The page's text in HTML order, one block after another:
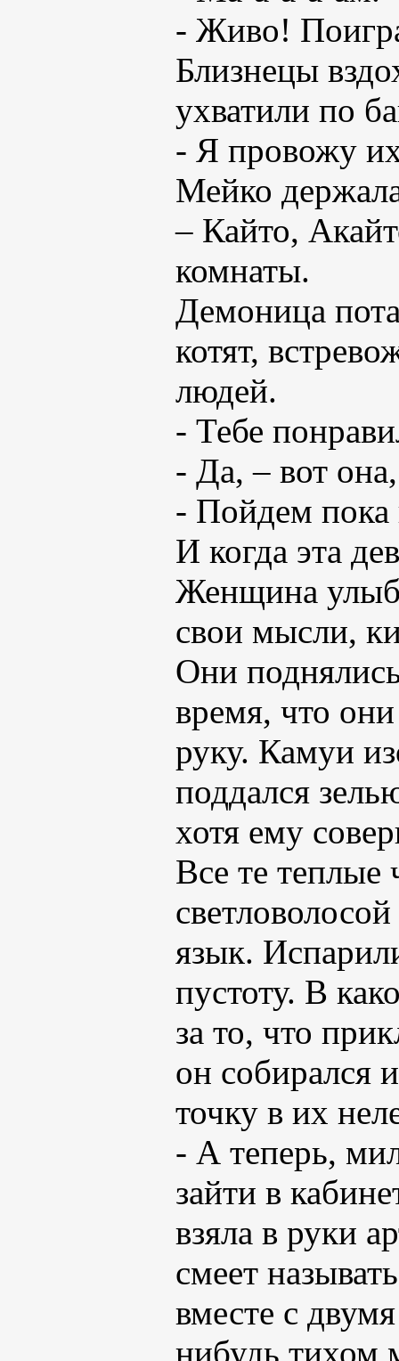
- Живо!
Близнецы
ухватили по
- Я провожу
Мейко
– Кайто,
комнаты.
Демоница
котят,
людей.
- Тебе
- Да, – вот
- Пойдем
И когда эта
Женщина
свои мысли,
Они
время, что
руку. Камуи
поддался
хотя ему
Все те теплые
язык.
пустоту. В
за то, что
он собирался
точку в их
- А теперь,
зайти в
взяла в руки
смеет
вместе с
нибудь тихом